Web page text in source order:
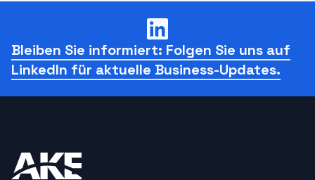
Bleiben Sie informiert: Folgen Sie uns auf
LinkedIn für aktuelle Business-Updates.